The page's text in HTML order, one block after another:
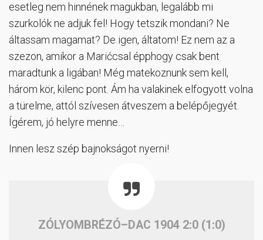
esetleg nem hinnének magukban, legalább mi
szurkolók ne adjuk fel! Hogy tetszik mondani? Ne
áltassam magamat? De igen, áltatom! Ez nem az a
szezon, amikor a Marićcsal épphogy csak bent
maradtunk a ligában! Még matekoznunk sem kell,
három kör, kilenc pont. Ám ha valakinek elfogyott volna
a türelme, attól szívesen átveszem a belépőjegyét.
Ígérem, jó helyre menne…
Innen lesz szép bajnokságot nyerni!
ZÓLYOMBRÉZÓ–DAC 1904 2:0 (1:0)